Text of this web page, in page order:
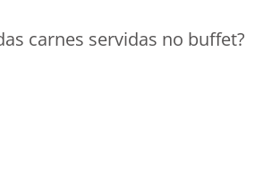
carnes servidas no buffet?